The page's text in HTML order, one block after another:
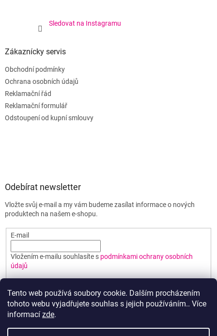
Tento web používá soubory cookie. Dalším procházením
tohoto webu vyjadřujete souhlas s jejich používáním.. Více
informací zde.
Sledovat na Instagramu
Zákaznícky servis
Obchodní podmínky
Ochrana osobních údajů
Reklamační řád
Reklamační formulář
Odstoupení od kupní smlouvy
Odebírat newsletter
Vložte svůj e-mail a my vám budeme zasílat informace o nových
produktech na našem e-shopu.
E-mail
Vložením e-mailu souhlasíte s podmínkami ochrany osobních
údajů
PŘIHLÁSIT SE
Vytvořil Shoptet